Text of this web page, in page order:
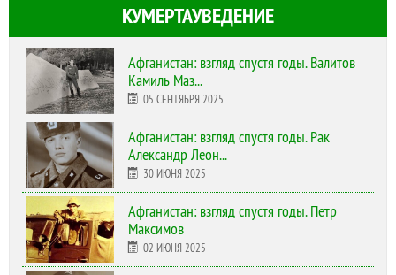
КУМЕРТАУВЕДЕНИЕ
Афганистан: взгляд спустя годы. Валитов
Камиль Маз...
05 СЕНТЯБРЯ 2025
Афганистан: взгляд спустя годы. Рак
Александр Леон...
30 ИЮНЯ 2025
Афганистан: взгляд спустя годы. Петр
Максимов
02 ИЮНЯ 2025